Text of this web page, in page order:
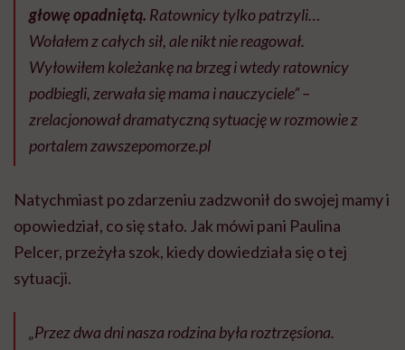
głowę opadniętą. Ratownicy tylko patrzyli…
Wołałem z całych sił, ale nikt nie reagował.
Wyłowiłem koleżankę na brzeg i wtedy ratownicy
podbiegli, zerwała się mama i nauczyciele” –
zrelacjonował dramatyczną sytuację w rozmowie z
portalem zawszepomorze.pl
Natychmiast po zdarzeniu zadzwonił do swojej mamy i
opowiedział, co się stało. Jak mówi pani Paulina
Pelcer, przeżyła szok, kiedy dowiedziała się o tej
sytuacji.
„Przez dwa dni nasza rodzina była roztrzęsiona.